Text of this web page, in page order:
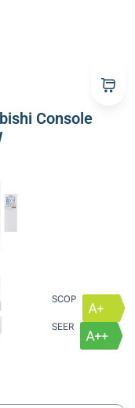
Console
SCOP
SEER